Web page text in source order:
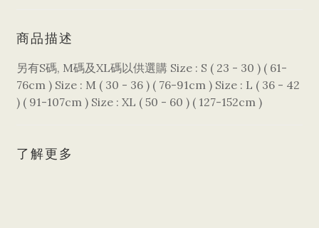
商品描述
另有S碼, M碼及XL碼以供選購 Size : S ( 23 - 30 ) ( 61-
76cm ) Size : M ( 30 - 36 ) ( 76-91cm ) Size : L ( 36 - 42
) ( 91-107cm ) Size : XL ( 50 - 60 ) ( 127-152cm )
了解更多